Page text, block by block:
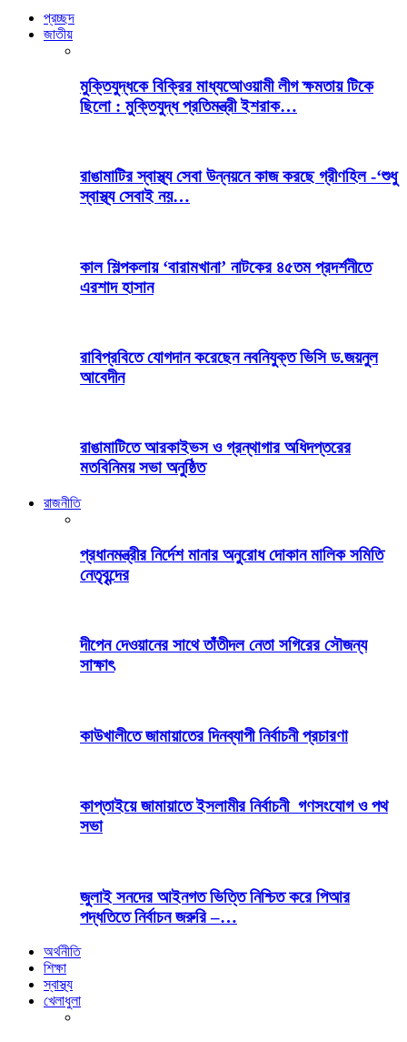
প্রচ্ছদ
জাতীয়
মুক্তিযুদ্ধকে বিক্রির মাধ্যআেওয়ামী লীগ ক্ষমতায় টিকে
ছিলো : মুক্তিযুদ্ধ প্রতিমন্ত্রী ইশরাক…
রাঙামাটির স্বাস্থ্য সেবা উন্নয়নে কাজ করছে গ্রীণহিল -‘শুধু
স্বাস্থ্য সেবাই নয়…
কাল শিল্পকলায় ‘বারামখানা’ নাটকের ৪৫তম প্রদর্শনীতে
এরশাদ হাসান
রাবিপ্রবিতে যোগদান করেছেন নবনিযুক্ত ভিসি ড.জয়নুল
আবেদীন
রাঙামাটিতে আরকাইভস ও গ্রন্থাগার অধিদপ্তরের
মতবিনিময় সভা অনুষ্ঠিত
রাজনীতি
প্রধানমন্ত্রীর নির্দেশ মানার অনুরোধ দোকান মালিক সমিতি
নেতৃবৃন্দের
দীপেন দেওয়ানের সাথে তাঁতীদল নেতা সগিরের সৌজন্য
সাক্ষাৎ
কাউখালীতে জামায়াতের দিনব্যাপী নির্বাচনী প্রচারণা
কাপ্তাইয়ে জামায়াতে ইসলামীর নির্বাচনী গণসংযোগ ও পথ
সভা
জুলাই সনদের আইনগত ভিত্তি নিশ্চিত করে পিআর
পদ্ধতিতে নির্বাচন জরুরি –…
অর্থনীতি
শিক্ষা
স্বাস্থ্য
খেলাধুলা